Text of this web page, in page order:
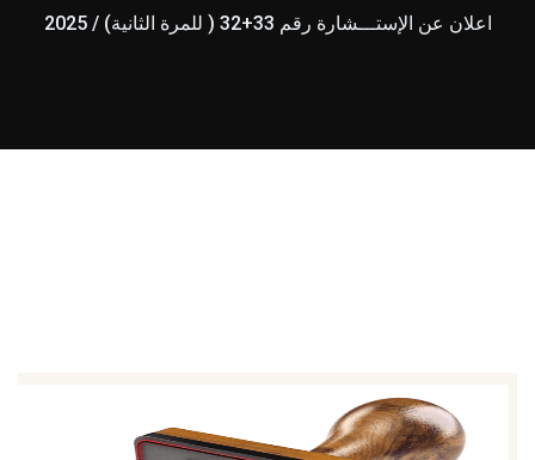
اعلان عن الإستـــشارة رقم 33+32 ( للمرة الثانية) / 2025